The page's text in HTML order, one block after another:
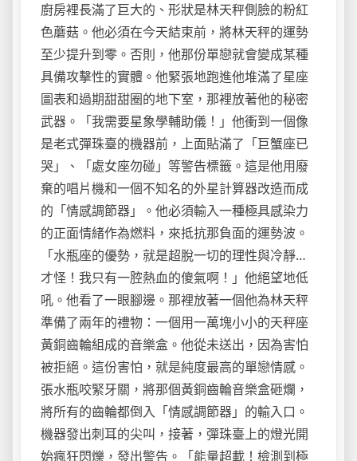
廚房裡長滿了巨大的、形狀是林天秤側臉的粉紅
色蘑菇。他必須在今天結束前，將林天秤的運勢
至少提升到零。否則，他那份單戀就會變成某種
具備攻擊性的實體。他緊張地跑進他堆滿了星座
圖表和過期甜甜圈的地下室，那裡放著他的秘密
武器。「我需要星象學輔助儀！」他衝到一個像
是老式彈珠臺的機器前，上面貼滿了「巨蟹座已
哭」、「處女座勿碰」等警告標籤。這是他用廢
棄的唱片機和一個不知名的外星計算器改造而成
的「情感調節器」。他必須輸入一種極具感染力
的正面情緒作為燃料，來抵抗那負面的運勢波。
「水瓶座的優勢，就是超脫一切的理性與冷靜…
才怪！我只有一腔熱血的傻氣啊！」他絕望地低
吼。他看了一眼腳邊。那裡放著一個他為林天秤
準備了兩年的禮物：一個用一萬塊小小的天秤座
黃銅齒輪組成的音樂盒。他從未送出，因為害怕
被拒絕。這份害怕，就是純度最高的單戀情感。
張水瓶咬緊牙關，將那個黃銅齒輪音樂盒砸爛，
將所有的齒輪都倒入「情感調節器」的輸入口。
機器發出刺耳的尖叫，接著，彈珠臺上的燈光開
始瘋狂閃爍，發出警告。「能量超載！檢測到極